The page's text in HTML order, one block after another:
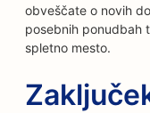
obveščate o novih
posebnih ponudbah
spletno mesto.